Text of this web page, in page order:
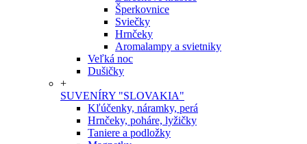
Šperkovnice
Sviečky
Hrnčeky
Aromalampy a svietniky
Veľká noc
Dušičky
+
SUVENÍRY "SLOVAKIA"
Kľúčenky, náramky, perá
Hrnčeky, poháre, lyžičky
Taniere a podložky